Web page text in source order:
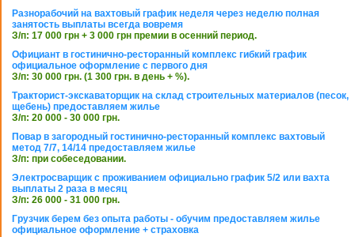
Разнорабочий на вахтовый график неделя через неделю полная
занятость выплаты всегда вовремя
З/п: 17 000 грн + 3 000 грн премии в осенний период.
Официант в гостинично-ресторанный комплекс гибкий график
официальное оформление с первого дня
З/п: 30 000 грн. (1 300 грн. в день + %).
Тракторист-экскаваторщик на склад строительных материалов (песок,
щебень) предоставляем жилье
З/п: 20 000 - 30 000 грн.
Повар в загородный гостинично-ресторанный комплекс вахтовый
метод 7/7, 14/14 предоставляем жилье
З/п: при собеседовании.
Электросварщик с проживанием официально график 5/2 или вахта
выплаты 2 раза в месяц
З/п: 26 000 - 31 000 грн.
Грузчик берем без опыта работы - обучим предоставляем жилье
официальное оформление + страховка